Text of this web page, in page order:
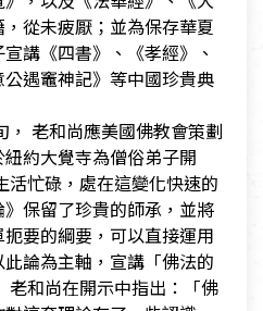
從未疲厭；並為保存華夏
講《四書》、《孝經》、
公遇竈神記》等中國珍貴典
， 老和尚應美國佛教會策劃
約大覺寺為僧俗弟子開
活忙碌，處在這變化快速的
保留了珍貴的師承，並將
要的綱要，可以直接運用
論為主軸，宣講「佛法的
老和尚在開示中指出：「佛